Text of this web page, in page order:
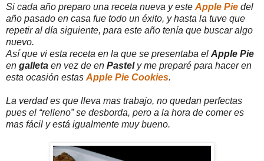
Si cada año preparo una receta nueva y este Apple Pie del
año pasado en casa fue todo un éxito, y hasta la tuve que
repetir al día siguiente, para este año tenía que buscar algo
nuevo.
Así que vi esta receta en la que se presentaba el Apple Pie
en galleta en vez de en Pastely me preparé para hacer en
esta ocasión estas Apple Pie Cookies.
La verdad es que lleva mas trabajo, no quedan perfectas
pues el “relleno” se desborda, pero a la hora de comer es
mas fácil y está igualmente muy bueno.